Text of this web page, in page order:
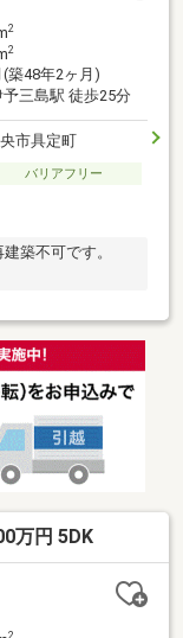
2
2
(築48年2ヶ月)
予三島駅 徒歩25分
市具定町
バリアフリー
築不可です。
万円 5DK